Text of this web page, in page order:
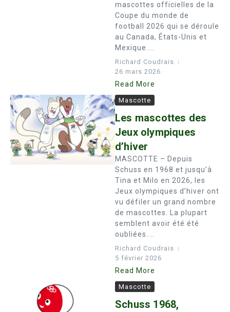
mascottes officielles de la
Coupe du monde de
football 2026 qui se déroule
au Canada, États-Unis et
Mexique....
Richard Coudrais
26 mars 2026
Read More
Mascotte
Les mascottes des
Jeux olympiques
d’hiver
MASCOTTE – Depuis
Schuss en 1968 et jusqu’à
Tina et Milo en 2026, les
Jeux olympiques d’hiver ont
vu défiler un grand nombre
de mascottes. La plupart
semblent avoir été été
oubliées....
Richard Coudrais
5 février 2026
Read More
Mascotte
Schuss 1968,